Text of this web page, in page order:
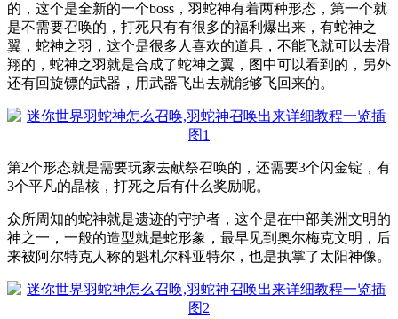
的，这个是全新的一个boss，羽蛇神有着两种形态，第一个就
是不需要召唤的，打死只有有很多的福利爆出来，有蛇神之
翼，蛇神之羽，这个是很多人喜欢的道具，不能飞就可以去滑
翔的，蛇神之羽就是合成了蛇神之翼，图中可以看到的，另外
还有回旋镖的武器，用武器飞出去就能够飞回来的。
第2个形态就是需要玩家去献祭召唤的，还需要3个闪金锭，有
3个平凡的晶核，打死之后有什么奖励呢。
众所周知的蛇神就是遗迹的守护者，这个是在中部美洲文明的
神之一，一般的造型就是蛇形象，最早见到奥尔梅克文明，后
来被阿尔特克人称的魁札尔科亚特尔，也是执掌了太阳神像。